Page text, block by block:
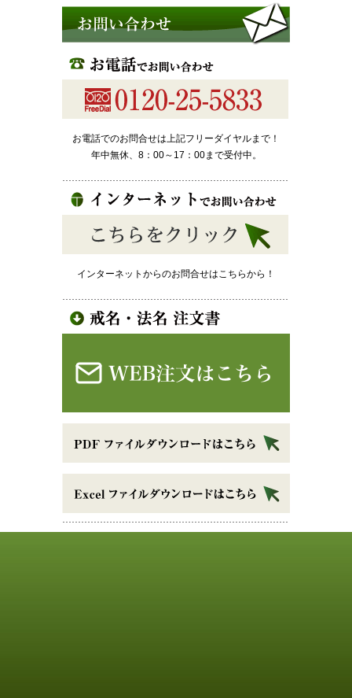
お電話でのお問合せは上記フリーダイヤルまで！
年中無休、8：00～17：00まで受付中。
インターネットからのお問合せはこちらから！